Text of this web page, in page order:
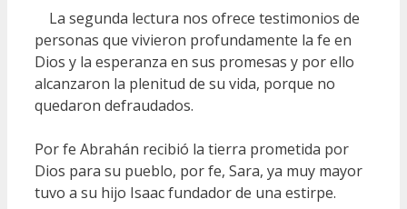
La segunda lectura nos ofrece testimonios de
personas que vivieron profundamente la fe en
Dios y la esperanza en sus promesas y por ello
alcanzaron la plenitud de su vida, porque no
quedaron defraudados.
Por fe Abrahán recibió la tierra prometida por
Dios para su pueblo, por fe, Sara, ya muy mayor
tuvo a su hijo Isaac fundador de una estirpe.